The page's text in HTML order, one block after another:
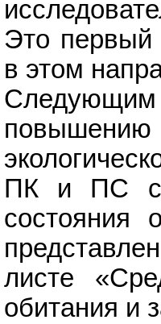
Это первый
в этом
Следующим
ПК и ПС
состояния
листе
обитания и